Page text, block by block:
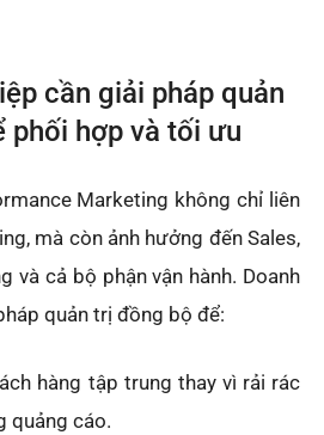
cần giải pháp quản
phối hợp và tối ưu
Marketing không chỉ liên
mà còn ảnh hưởng đến Sales,
và cả bộ phận vận hành. Doanh
quản trị đồng bộ để:
hàng tập trung thay vì rải rác
quảng cáo.